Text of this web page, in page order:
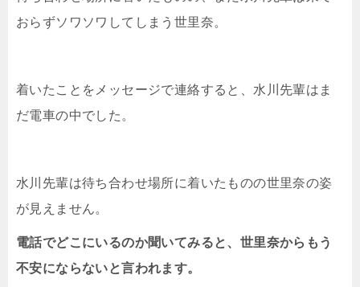
おらずソワソワしてしまう世里奈。
着いたことをメッセージで連絡すると、水川先輩はま
だ電車の中でした。
水川先輩は待ち合わせ場所に着いたものの世里奈の姿
が見えません。
電話でどこにいるのか聞いてみると、世里奈からもう
不安にならないと言われます。